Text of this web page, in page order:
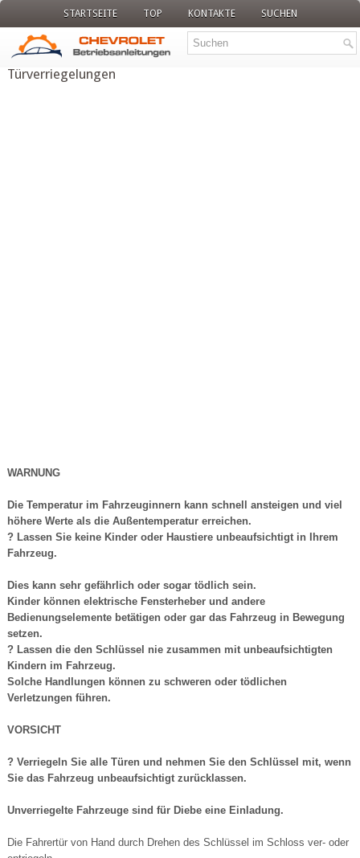
STARTSEITE TOP KONTAKTE SUCHEN
Türverriegelungen
WARNUNG
Die Temperatur im Fahrzeuginnern kann schnell ansteigen und viel
höhere Werte als die Außentemperatur erreichen.
? Lassen Sie keine Kinder oder Haustiere unbeaufsichtigt in Ihrem
Fahrzeug.
Dies kann sehr gefährlich oder sogar tödlich sein.
Kinder können elektrische Fensterheber und andere
Bedienungselemente betätigen oder gar das Fahrzeug in Bewegung
setzen.
? Lassen die den Schlüssel nie zusammen mit unbeaufsichtigten
Kindern im Fahrzeug.
Solche Handlungen können zu schweren oder tödlichen
Verletzungen führen.
VORSICHT
? Verriegeln Sie alle Türen und nehmen Sie den Schlüssel mit, wenn
Sie das Fahrzeug unbeaufsichtigt zurücklassen.
Unverriegelte Fahrzeuge sind für Diebe eine Einladung.
Die Fahrertür von Hand durch Drehen des Schlüssel im Schloss ver- oder